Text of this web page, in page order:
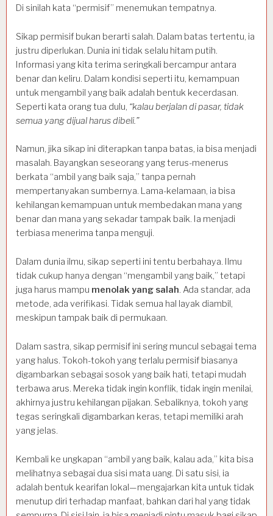
Di sinilah kata “permisif” menemukan tempatnya.
Sikap permisif bukan berarti salah. Dalam batas tertentu, ia
justru diperlukan. Dunia ini tidak selalu hitam putih.
Informasi yang kita terima seringkali bercampur antara
benar dan keliru. Dalam kondisi seperti itu, kemampuan
untuk mengambil yang baik adalah bentuk kecerdasan.
Seperti kata orang tua dulu, “kalau berjalan di pasar, tidak
semua yang dijual harus dibeli.”
Namun, jika sikap ini diterapkan tanpa batas, ia bisa menjadi
masalah. Bayangkan seseorang yang terus-menerus
berkata “ambil yang baik saja,” tanpa pernah
mempertanyakan sumbernya. Lama-kelamaan, ia bisa
kehilangan kemampuan untuk membedakan mana yang
benar dan mana yang sekadar tampak baik. Ia menjadi
terbiasa menerima tanpa menguji.
Dalam dunia ilmu, sikap seperti ini tentu berbahaya. Ilmu
tidak cukup hanya dengan “mengambil yang baik,” tetapi
juga harus mampu menolak yang salah. Ada standar, ada
metode, ada verifikasi. Tidak semua hal layak diambil,
meskipun tampak baik di permukaan.
Dalam sastra, sikap permisif ini sering muncul sebagai tema
yang halus. Tokoh-tokoh yang terlalu permisif biasanya
digambarkan sebagai sosok yang baik hati, tetapi mudah
terbawa arus. Mereka tidak ingin konflik, tidak ingin menilai,
akhirnya justru kehilangan pijakan. Sebaliknya, tokoh yang
tegas seringkali digambarkan keras, tetapi memiliki arah
yang jelas.
Kembali ke ungkapan “ambil yang baik, kalau ada,” kita bisa
melihatnya sebagai dua sisi mata uang. Di satu sisi, ia
adalah bentuk kearifan lokal—mengajarkan kita untuk tidak
menutup diri terhadap manfaat, bahkan dari hal yang tidak